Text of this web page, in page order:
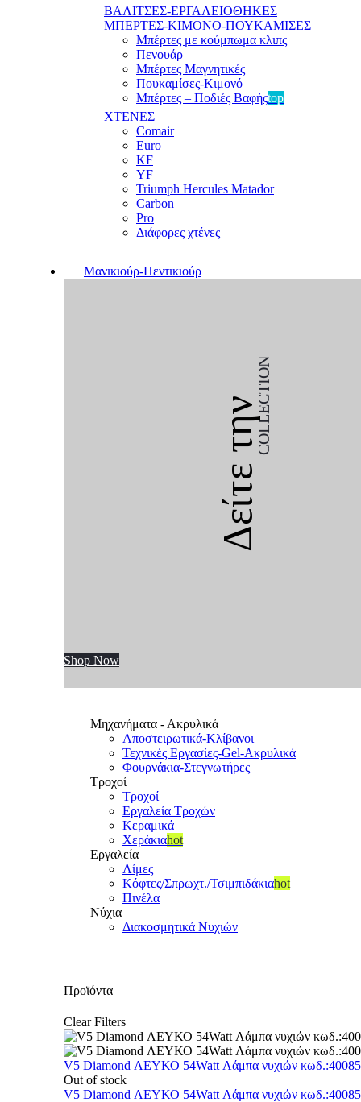
ΒΑΛΙΤΣΕΣ-ΕΡΓΑΛΕΙΟΘΗΚΕΣ
ΜΠΕΡΤΕΣ-ΚΙΜΟΝΟ-ΠΟΥΚΑΜΙΣΕΣ
Μπέρτες με κούμπωμα κλιπς
Πενουάρ
Μπέρτες Μαγνητικές
Πουκαμίσες-Κιμονό
Μπέρτες – Ποδιές Βαφήςtop
ΧΤΕΝΕΣ
Comair
Euro
KF
YF
Triumph Hercules Matador
Carbon
Pro
Διάφορες χτένες
Μανικιούρ-Πεντικιούρ
Δείτε τηνCOLLECTION
Shop Now
Μηχανήματα - Ακρυλικά
Αποστειρωτικά-Κλίβανοι
Τεχνικές Εργασίες-Gel-Ακρυλικά
Φουρνάκια-Στεγνωτήρες
Τροχοί
Τροχοί
Εργαλεία Τροχών
Κεραμικά
Χεράκιαhot
Εργαλεία
Λίμες
Κόφτες/Σπρωχτ./Τσιμπιδάκιαhot
Πινέλα
Νύχια
Διακοσμητικά Νυχιών
Προϊόντα
Clear Filters
V5 Diamond ΛΕΥΚΟ 54Watt Λάμπα νυχιών
Out of stock
V5 Diamond ΛΕΥΚΟ 54Watt Λάμπα νυχιών